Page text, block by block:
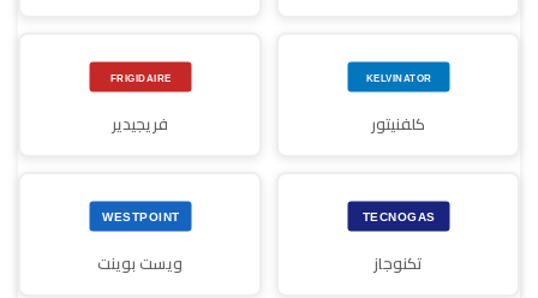
كلفنيتور فريجيدير
تكنوجاز ويست بوينت